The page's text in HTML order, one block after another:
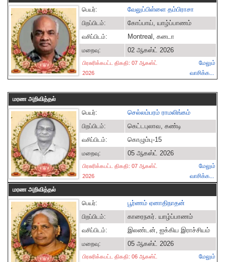
பெயர்:
வேலுப்பிள்ளை தம்பிராசா
பிறப்பிடம்: கோப்பாய், யாழ்ப்பாணம்
வசிப்பிடம்: Montreal, கனடா
மறைவு: 02 ஆகஸ்ட் 2026
பிரசுரிக்கபட்ட திகதி: 07 ஆகஸ்ட்
2026
மேலும்
வாசிக்க...
மரண அறிவித்தல்
பெயர்:
செல்லம்பரம் ராமலிங்கம்
பிறப்பிடம்: கெட்டபுலாவ, கண்டி
வசிப்பிடம்: கொழும்பு-15
மறைவு: 05 ஆகஸ்ட் 2026
பிரசுரிக்கபட்ட திகதி: 07 ஆகஸ்ட்
2026
மேலும்
வாசிக்க...
மரண அறிவித்தல்
பெயர்:
பூர்ணம் ஏனாதிநாதன்
பிறப்பிடம்: காரைநகர். யாழ்ப்பாணம்
வசிப்பிடம்: இலண்டன், ஐக்கிய இராச்சியம்
மறைவு: 05 ஆகஸ்ட் 2026
பிரசுரிக்கபட்ட திகதி: 06 ஆகஸ்ட் மேலும்